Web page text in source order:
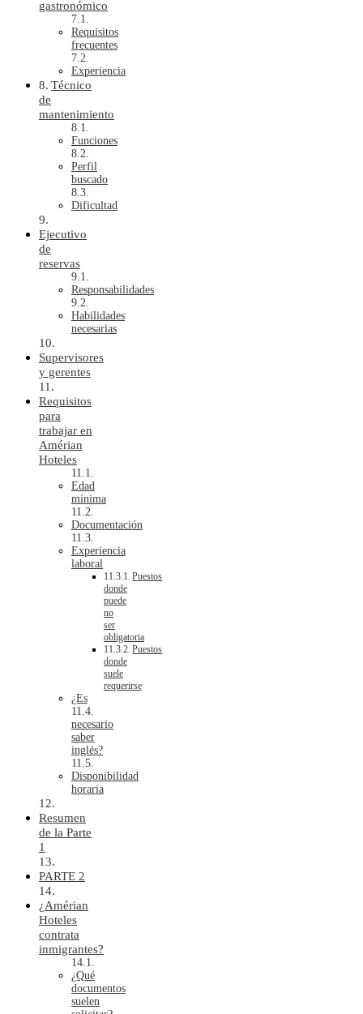
gastronómico
Requisitos
frecuentes
Experiencia
Técnico
de
mantenimiento
Funciones
Perfil
buscado
Dificultad
Ejecutivo
de
reservas
Responsabilidades
Habilidades
necesarias
Supervisores
y gerentes
Requisitos
para
trabajar en
Amérian
Hoteles
Edad
mínima
Documentación
Experiencia
laboral
Puestos
donde
puede
no
ser
obligatoria
Puestos
donde
suele
requerirse
¿Es
necesario
saber
inglés?
Disponibilidad
horaria
Resumen
de la Parte
1
PARTE 2
¿Amérian
Hoteles
contrata
inmigrantes?
¿Qué
documentos
suelen